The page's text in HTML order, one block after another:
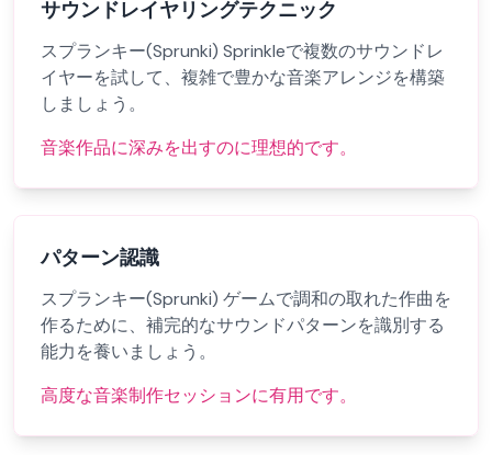
サウンドレイヤリングテクニック
スプランキー(Sprunki) Sprinkleで複数のサウンドレ
イヤーを試して、複雑で豊かな音楽アレンジを構築
しましょう。
音楽作品に深みを出すのに理想的です。
パターン認識
スプランキー(Sprunki) ゲームで調和の取れた作曲を
作るために、補完的なサウンドパターンを識別する
能力を養いましょう。
高度な音楽制作セッションに有用です。